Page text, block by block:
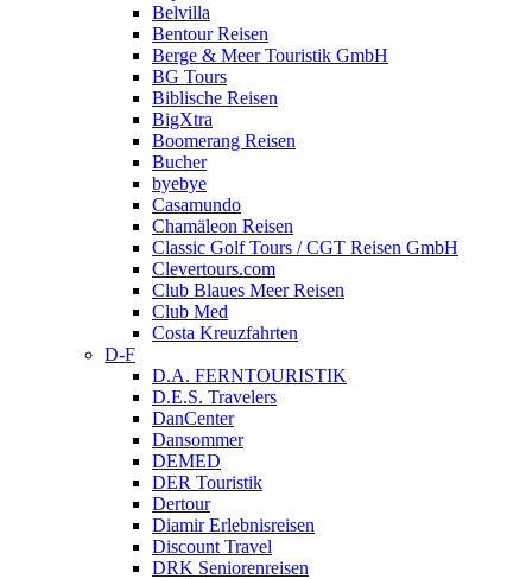
Belvilla
Bentour Reisen
Berge & Meer Touristik GmbH
BG Tours
Biblische Reisen
BigXtra
Boomerang Reisen
Bucher
byebye
Casamundo
Chamäleon Reisen
Classic Golf Tours / CGT Reisen GmbH
Clevertours.com
Club Blaues Meer Reisen
Club Med
Costa Kreuzfahrten
D-F
D.A. FERNTOURISTIK
D.E.S. Travelers
DanCenter
Dansommer
DEMED
DER Touristik
Dertour
Diamir Erlebnisreisen
Discount Travel
DRK Seniorenreisen